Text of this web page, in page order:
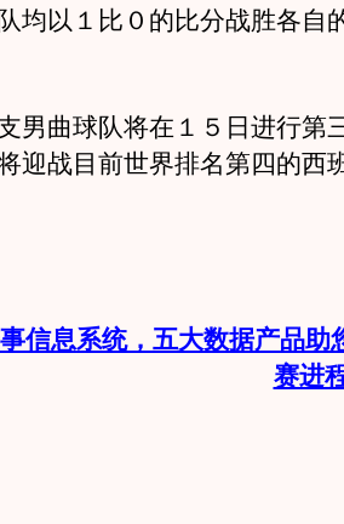
均以１比０的比分战胜各自
曲球队将在１５日进行第
迎战目前世界排名第四的西
信息系统，五大数据产品助
赛进